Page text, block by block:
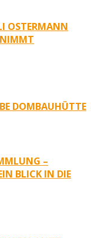
OSTERMANN
DOMBAUHÜTTE
–
BLICK IN DIE